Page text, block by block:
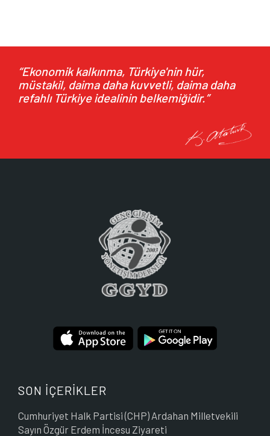
“Ekonomik kalkınma, Türkiye'nin hür,
müstakil, daima daha kuvvetli, daima daha
refahlı Türkiye idealinin belkemiğidir.”
SON İÇERİKLER
Cumhuriyet Halk Partisi (CHP) Ardahan Milletvekili
Sayın Özgür Erdem İncesu Ziyareti